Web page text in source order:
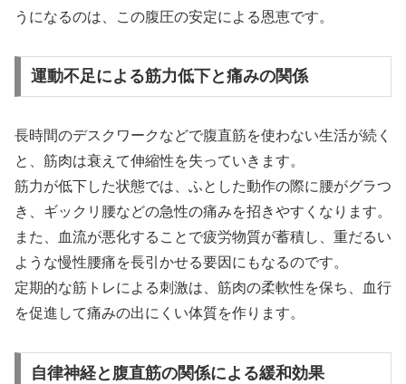
うになるのは、この腹圧の安定による恩恵です。
運動不足による筋力低下と痛みの関係
長時間のデスクワークなどで腹直筋を使わない生活が続く
と、筋肉は衰えて伸縮性を失っていきます。
筋力が低下した状態では、ふとした動作の際に腰がグラつ
き、ギックリ腰などの急性の痛みを招きやすくなります。
また、血流が悪化することで疲労物質が蓄積し、重だるい
ような慢性腰痛を長引かせる要因にもなるのです。
定期的な筋トレによる刺激は、筋肉の柔軟性を保ち、血行
を促進して痛みの出にくい体質を作ります。
自律神経と腹直筋の関係による緩和効果